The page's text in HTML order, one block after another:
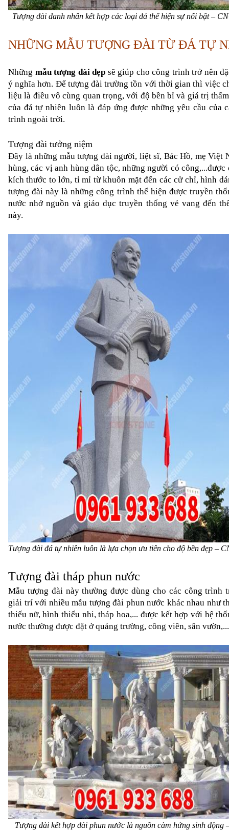
Tượng đài danh nhân kết hợp các loại đá thể hiện sự nổi bật –
NHỮNG MẪU TƯỢNG ĐÀI TỪ ĐÁ TỰ
Những mẫu tượng đài đẹp sẽ giúp cho công trình trở nên
ý nghĩa hơn. Để tượng đài trường tồn với thời gian thì việc
liệu là điều vô cùng quan trọng, với độ bền bỉ và giá trị
của đá tự nhiên luôn là đáp ứng được những yêu cầu của
trình ngoài trời.
Tượng đài tưởng niệm
Đây là những mẫu tượng đài người, liệt sĩ, Bác Hồ, mẹ Việt
hùng, các vị anh hùng dân tộc, những người có
kích thước to lớn, tỉ mỉ từ khuôn mặt đến các cử chỉ, hình
tượng đài này là những công trình thể hiện được truyền
nước nhớ nguồn và giáo dục truyền thống vẻ vang đến
này.
Tượng đài đá tự nhiên luôn là lựa chọn ưu tiên cho độ bền đẹp –
Tượng đài tháp phun nước
Mẫu tượng đài này thường được dùng cho các công trình
giải trí với nhiều mẫu tượng đài phun nước khác nhau như
thiếu nữ, hình thiếu nhi, tháp hoa,... được kết hợp với hệ
nước thường được đặt ở quảng trường, công viên, sân vườn,...
Tượng đài kết hợp đài phun nước là nguồn càm hứng sinh động